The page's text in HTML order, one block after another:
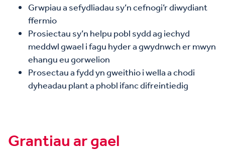
Grwpiau a sefydliadau sy’n cefnogi’r diwydiant
ffermio
Prosiectau sy’n helpu pobl sydd ag iechyd
meddwl gwael i fagu hyder a gwydnwch er mwyn
ehangu eu gorwelion
Prosectau a fydd yn gweithio i wella a chodi
dyheadau plant a phobl ifanc difreintiedig
Grantiau ar gael